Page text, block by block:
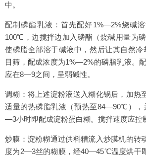
中。
配制磷酯乳液：首先配好1%—2%烧碱
100℃，边搅拌边加入磷酯（烧碱用量为
使磷脂全部溶于碱液中，然后让其自然
目筛，配成浓度为1%—2%的磷脂乳液。
应在8—9之间，呈弱碱性。
调糊：将上述淀粉液送入糊化锅后，加热
适量的热磷脂乳液（预热至84—90℃）
—3小时即配成淀粉蛋白糊。搅拌速度应控
炒膜：淀粉糊通过供料糟流入炒膜机的转
度为2—3丝的糊膜，经40—45℃温度烘干